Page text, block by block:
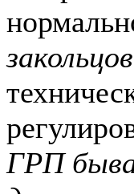
ГРП